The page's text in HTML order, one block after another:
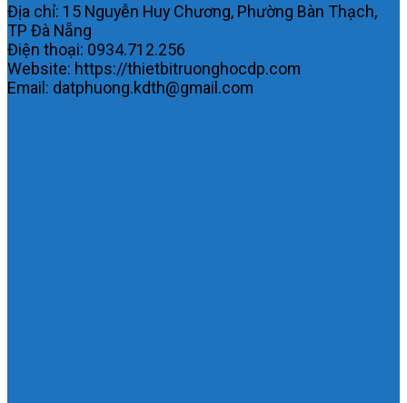
Địa chỉ: 15 Nguyễn Huy Chương, Phường Bàn Thạch,
TP Đà Nẵng
Điện thoại: 0934.712.256
Website: https://thietbitruonghocdp.com
Email: datphuong.kdth@gmail.com